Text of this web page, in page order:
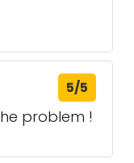
5/5
problem !